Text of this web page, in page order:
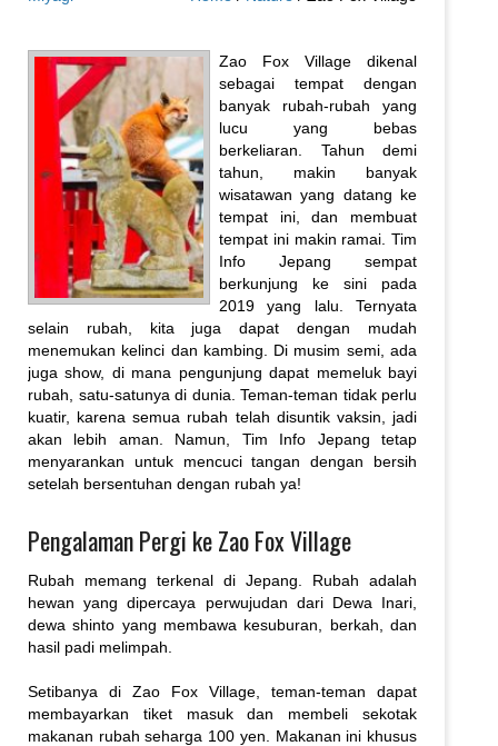
Zao Fox Village dikenal
sebagai tempat dengan
banyak rubah-rubah yang
lucu yang bebas
berkeliaran. Tahun demi
tahun, makin banyak
wisatawan yang datang ke
tempat ini, dan membuat
tempat ini makin ramai. Tim
Info Jepang sempat
berkunjung ke sini pada
2019 yang lalu. Ternyata
selain rubah, kita juga dapat dengan mudah
menemukan kelinci dan kambing. Di musim semi, ada
juga show, di mana pengunjung dapat memeluk bayi
rubah, satu-satunya di dunia. Teman-teman tidak perlu
kuatir, karena semua rubah telah disuntik vaksin, jadi
akan lebih aman. Namun, Tim Info Jepang tetap
menyarankan untuk mencuci tangan dengan bersih
setelah bersentuhan dengan rubah ya!
Pengalaman Pergi ke Zao Fox Village
Rubah memang terkenal di Jepang. Rubah adalah
hewan yang dipercaya perwujudan dari Dewa Inari,
dewa shinto yang membawa kesuburan, berkah, dan
hasil padi melimpah.
Setibanya di Zao Fox Village, teman-teman dapat
membayarkan tiket masuk dan membeli sekotak
makanan rubah seharga 100 yen. Makanan ini khusus